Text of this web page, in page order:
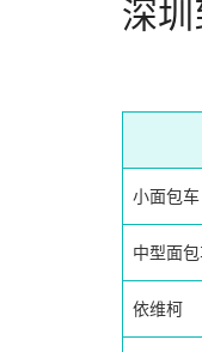
深
小面包车
中型面
依维柯